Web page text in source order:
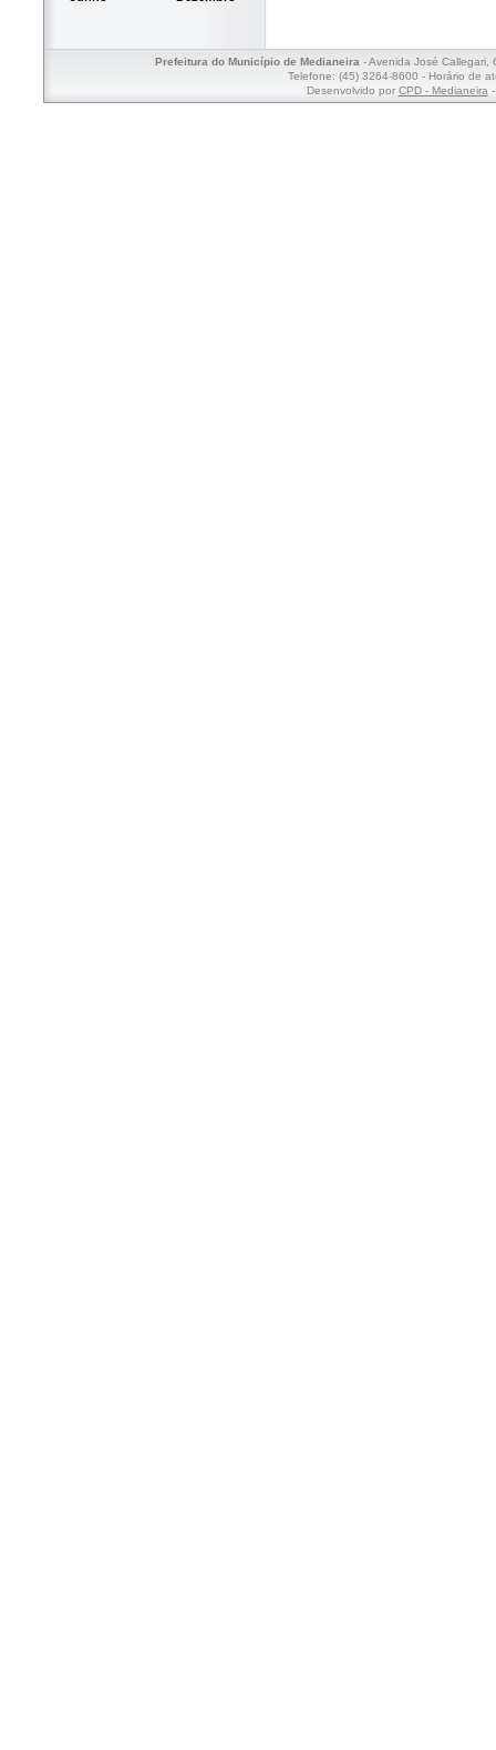
Prefeitura do Município de Medianeira- Avenida José Callegari,
Telefone: (45) 3264-8600 - Horário de
Desenvolvido por CPD - Medianeira-